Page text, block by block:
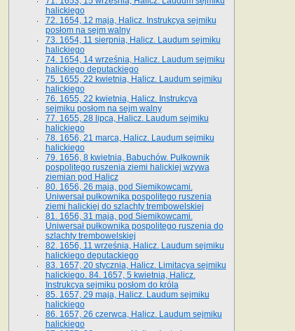
halickiego
72. 1654, 12 maja, Halicz. Instrukcya sejmiku
posłom na sejm walny
73. 1654, 11 sierpnia, Halicz. Laudum sejmiku
halickiego
74. 1654, 14 września, Halicz. Laudum sejmiku
halickiego deputackiego
75. 1655, 22 kwietnia, Halicz. Laudum sejmiku
halickiego
76. 1655, 22 kwietnia, Halicz. Instrukcya
sejmiku posłom na sejm walny
77. 1655, 28 lipca, Halicz. Laudum sejmiku
halickiego
78. 1656, 21 marca, Halicz. Laudum sejmiku
halickiego
79. 1656, 8 kwietnia, Babuchów. Pułkownik
pospolitego ruszenia ziemi halickiej wzywa
ziemian pod Halicz
80. 1656, 26 maja, pod Siemikowcami.
Uniwersał pułkownika pospolitego ruszenia
ziemi halickiej do szlachty trembowelskiej
81. 1656, 31 maja, pod Siemikowcami.
Uniwersał pułkownika pospolitego ruszenia do
szlachty trembowelskiej
82. 1656, 11 września, Halicz. Laudum sejmiku
halickiego deputackiego
83. 1657, 20 stycznia, Halicz. Limitacya sejmiku
halickiego. 84. 1657, 5 kwietnia, Halicz.
Instrukcya sejmiku posłom do króla
85. 1657, 29 maja, Halicz. Laudum sejmiku
halickiego
86. 1657, 26 czerwca, Halicz. Laudum sejmiku
halickiego